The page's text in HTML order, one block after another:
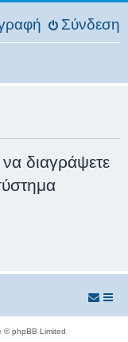
Σύνδεση
να διαγράψετε
© phpBB Limited